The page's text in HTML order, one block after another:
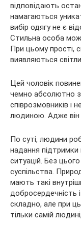
відповідають
намагаються
вибір одягу не є
Стильна особа
При цьому прості,
виявляються
Цей чоловік
чемно абсолютно
співрозмовників і
людиною. Адже він
По суті, людини
надання підтримки
ситуацій. Без
суспільства.
мають такі
добросердечність
складно, але при
тільки самій